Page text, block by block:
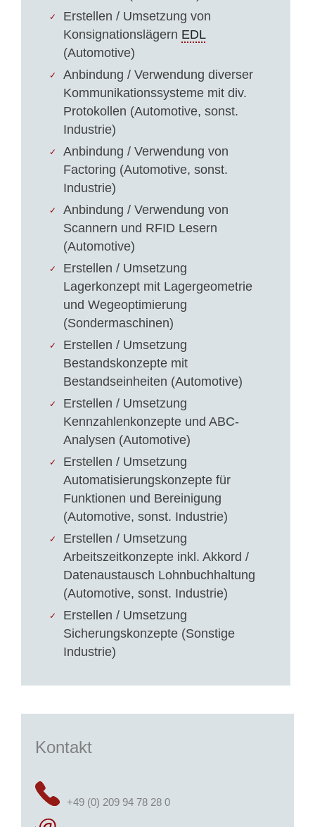
Erstellen / Umsetzung von
Konsignationslägern EDL
(Automotive)
Anbindung / Verwendung diverser
Kommunikationssysteme mit div.
Protokollen (Automotive, sonst.
Industrie)
Anbindung / Verwendung von
Factoring (Automotive, sonst.
Industrie)
Anbindung / Verwendung von
Scannern und RFID Lesern
(Automotive)
Erstellen / Umsetzung
Lagerkonzept mit Lagergeometrie
und Wegeoptimierung
(Sondermaschinen)
Erstellen / Umsetzung
Bestandskonzepte mit
Bestandseinheiten (Automotive)
Erstellen / Umsetzung
Kennzahlenkonzepte und ABC-
Analysen (Automotive)
Erstellen / Umsetzung
Automatisierungskonzepte für
Funktionen und Bereinigung
(Automotive, sonst. Industrie)
Erstellen / Umsetzung
Arbeitszeitkonzepte inkl. Akkord /
Datenaustausch Lohnbuchhaltung
(Automotive, sonst. Industrie)
Erstellen / Umsetzung
Sicherungskonzepte (Sonstige
Industrie)
Kontakt
+49 (0) 209 94 78 28 0